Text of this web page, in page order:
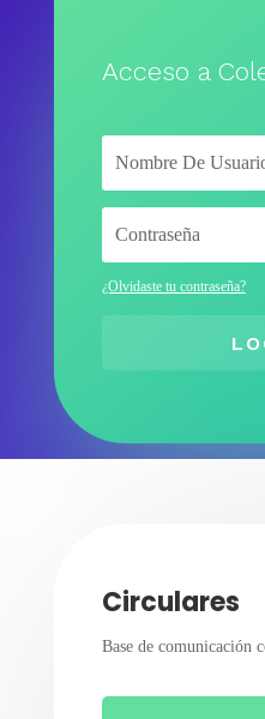
Acceso a
¿Olvidaste tu contraseña?
Circulares
Base de comunicación